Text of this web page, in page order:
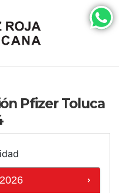
Pfizer Toluca
2026